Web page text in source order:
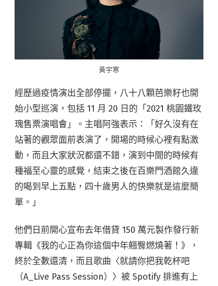
黃宇寒
經歷過疫情演出全部停擺，八十八顆芭樂籽也開
始小型巡演，包括 11 月 20 日的「2021 桃園鐵玫
瑰售票演唱會」。主唱阿強表示：「好久沒有在
站著的觀眾面前表演了，開場的時候心裡有點激
動，而且大家狀況都還不錯，演到中間的時候有
種福至心靈的感覺，結束之後在百樂門酒館久違
的喝到早上五點，四十歲男人的快樂就是這麼簡
單。」
他們日前開心宣布去年借貸 150 萬元製作發行新
專輯《我的心正為你這個中年翹臀燃燒著！》，
終於全數還清，而且歌曲〈就請你把我乾杯吧
（A_Live Pass Session）〉被 Spotify 排進有上